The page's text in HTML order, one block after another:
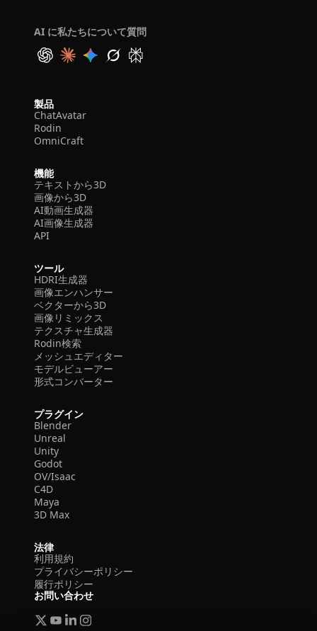
AI に私たちについて質問
製品
ChatAvatar
Rodin
OmniCraft
機能
テキストから3D
画像から3D
AI動画生成器
AI画像生成器
API
ツール
HDRI生成器
画像エンハンサー
ベクターから3D
画像リミックス
テクスチャ生成器
Rodin検索
メッシュエディター
モデルビューアー
形式コンバーター
プラグイン
Blender
Unreal
Unity
Godot
OV/Isaac
C4D
Maya
3D Max
法律
利用規約
プライバシーポリシー
履行ポリシー
お問い合わせ